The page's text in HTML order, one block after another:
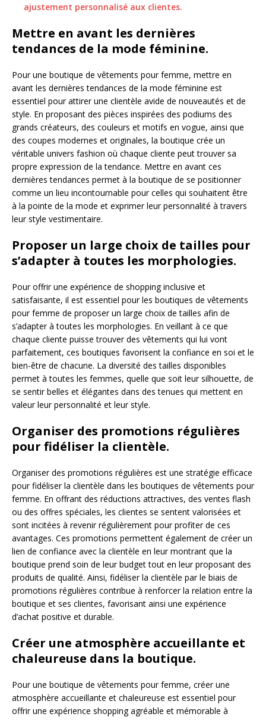
ajustement personnalisé aux clientes.
Mettre en avant les dernières
tendances de la mode féminine.
Pour une boutique de vêtements pour femme, mettre en
avant les dernières tendances de la mode féminine est
essentiel pour attirer une clientèle avide de nouveautés et de
style. En proposant des pièces inspirées des podiums des
grands créateurs, des couleurs et motifs en vogue, ainsi que
des coupes modernes et originales, la boutique crée un
véritable univers fashion où chaque cliente peut trouver sa
propre expression de la tendance. Mettre en avant ces
dernières tendances permet à la boutique de se positionner
comme un lieu incontournable pour celles qui souhaitent être
à la pointe de la mode et exprimer leur personnalité à travers
leur style vestimentaire.
Proposer un large choix de tailles pour
s’adapter à toutes les morphologies.
Pour offrir une expérience de shopping inclusive et
satisfaisante, il est essentiel pour les boutiques de vêtements
pour femme de proposer un large choix de tailles afin de
s’adapter à toutes les morphologies. En veillant à ce que
chaque cliente puisse trouver des vêtements qui lui vont
parfaitement, ces boutiques favorisent la confiance en soi et le
bien-être de chacune. La diversité des tailles disponibles
permet à toutes les femmes, quelle que soit leur silhouette, de
se sentir belles et élégantes dans des tenues qui mettent en
valeur leur personnalité et leur style.
Organiser des promotions régulières
pour fidéliser la clientèle.
Organiser des promotions régulières est une stratégie efficace
pour fidéliser la clientèle dans les boutiques de vêtements pour
femme. En offrant des réductions attractives, des ventes flash
ou des offres spéciales, les clientes se sentent valorisées et
sont incitées à revenir régulièrement pour profiter de ces
avantages. Ces promotions permettent également de créer un
lien de confiance avec la clientèle en leur montrant que la
boutique prend soin de leur budget tout en leur proposant des
produits de qualité. Ainsi, fidéliser la clientèle par le biais de
promotions régulières contribue à renforcer la relation entre la
boutique et ses clientes, favorisant ainsi une expérience
d’achat positive et durable.
Créer une atmosphère accueillante et
chaleureuse dans la boutique.
Pour une boutique de vêtements pour femme, créer une
atmosphère accueillante et chaleureuse est essentiel pour
offrir une expérience shopping agréable et mémorable à